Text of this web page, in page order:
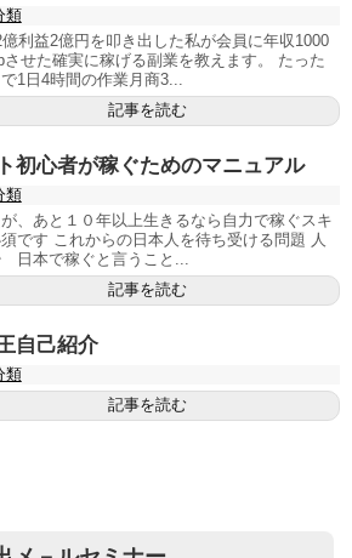
類
利益2億円を叩き出した私が会員に年収1000
させた確実に稼げる副業を教えます。 たった
1日4時間の作業月商3...
記事を読む
初心者が稼ぐためのマニュアル
類
、あと１０年以上生きるなら自力で稼ぐスキ
です これからの日本人を待ち受ける問題 人
日本で稼ぐと言うこと...
記事を読む
自己紹介
類
記事を読む